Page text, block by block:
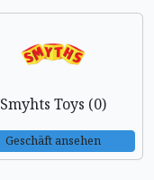
Smyhts Toys (0)
Geschäft ansehen